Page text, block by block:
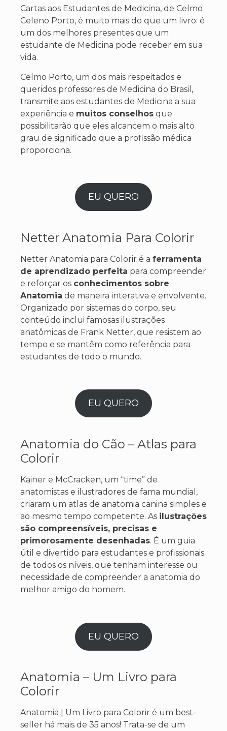
Cartas aos Estudantes de Medicina, de Celmo
Celeno Porto, é muito mais do que um livro: é
um dos melhores presentes que um
estudante de Medicina pode receber em sua
vida.
Celmo Porto, um dos mais respeitados e
queridos professores de Medicina do Brasil,
transmite aos estudantes de Medicina a sua
experiência e muitos conselhos que
possibilitarão que eles alcancem o mais alto
grau de significado que a profissão médica
proporciona.
EU QUERO
Netter Anatomia Para Colorir
Netter Anatomia para Colorir é a ferramenta
de aprendizado perfeita para compreender
e reforçar os conhecimentos sobre
Anatomia de maneira interativa e envolvente.
Organizado por sistemas do corpo, seu
conteúdo inclui famosas ilustrações
anatômicas de Frank Netter, que resistem ao
tempo e se mantêm como referência para
estudantes de todo o mundo.
EU QUERO
Anatomia do Cão – Atlas para
Colorir
Kainer e McCracken, um “time” de
anatomistas e ilustradores de fama mundial,
criaram um atlas de anatomia canina simples e
ao mesmo tempo competente. As ilustrações
são compreensíveis, precisas e
primorosamente desenhadas. É um guia
útil e divertido para estudantes e profissionais
de todos os níveis, que tenham interesse ou
necessidade de compreender a anatomia do
melhor amigo do homem.
EU QUERO
Anatomia – Um Livro para
Colorir
Anatomia | Um Livro para Colorir é um best-
seller há mais de 35 anos! Trata-se de um